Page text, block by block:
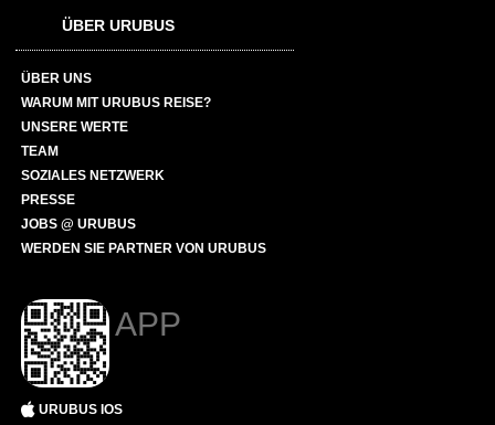
ÜBER URUBUS
ÜBER UNS
WARUM MIT URUBUS REISE?
UNSERE WERTE
TEAM
SOZIALES NETZWERK
PRESSE
JOBS @ URUBUS
WERDEN SIE PARTNER VON URUBUS
APP
URUBUS IOS